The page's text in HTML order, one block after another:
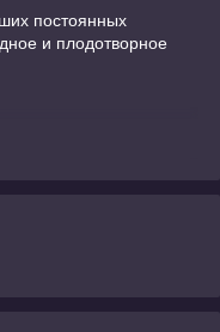
постоянных
и плодотворное